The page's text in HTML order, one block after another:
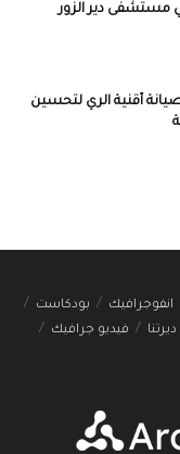
في مستشفى دير الزور
صيانة أقنية الري لتحسين
انفوجرافيك
بودكاست
فيديو جرافيك